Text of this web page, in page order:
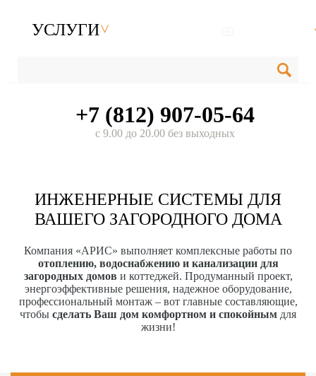
УСЛУГИ
+7 (812) 907-05-64
с 9.00 до 20.00 без выходных
ИНЖЕНЕРНЫЕ СИСТЕМЫ ДЛЯ
ВАШЕГО ЗАГОРОДНОГО ДОМА
Компания «АРИС» выполняет комплексные работы по
отоплению, водоснабжению и канализации для
загородных домов и коттеджей. Продуманный проект,
энергоэффективные решения, надежное оборудование,
профессиональный монтаж – вот главные составляющие,
чтобы сделать Ваш дом комфортном и спокойным для
жизни!